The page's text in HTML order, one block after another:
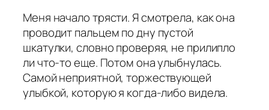
Меня начало трясти. Я смотрела, как она
проводит пальцем по дну пустой
шкатулки, словно проверяя, не прилипло
ли что-то еще. Потом она улыбнулась.
Самой неприятной, торжествующей
улыбкой, которую я когда-либо видела.